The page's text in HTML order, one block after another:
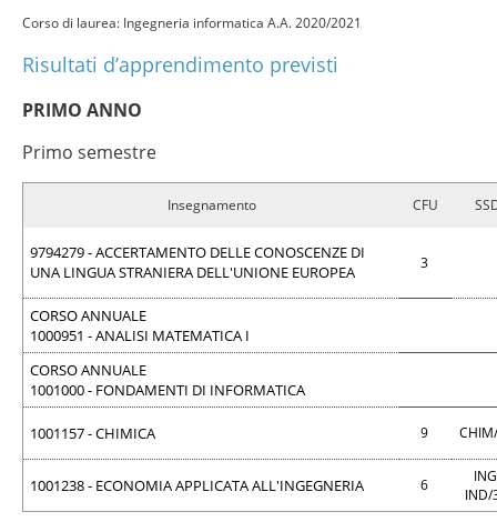
Corso di laurea: Ingegneria informatica A.A. 2020/2021
Risultati d’apprendimento previsti
PRIMO ANNO
Primo semestre
Insegnamento CFU
9794279 - ACCERTAMENTO DELLE CONOSCENZE DI
UNA LINGUA STRANIERA DELL'UNIONE EUROPEA
3
CORSO ANNUALE
1000951 - ANALISI MATEMATICA I
CORSO ANNUALE
1001000 - FONDAMENTI DI INFORMATICA
1001157 - CHIMICA 9
1001238 - ECONOMIA APPLICATA ALL'INGEGNERIA 6